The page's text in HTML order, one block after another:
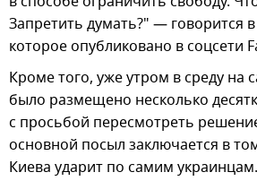
Запретить думать?" — говорится
которое опубликовано в соцсети
Кроме того, уже утром в среду на
было размещено несколько
с просьбой пересмотреть
основной посыл заключается в
Киева ударит по самим украинцам.